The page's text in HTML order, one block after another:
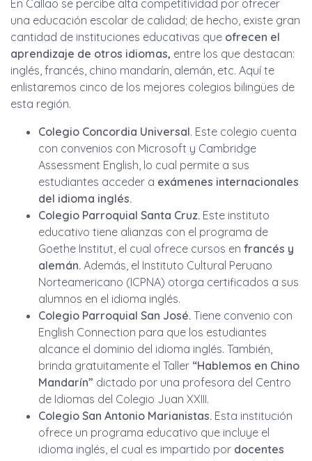
En Callao se percibe alta competitividad por ofrecer
una educación escolar de calidad; de hecho, existe gran
cantidad de instituciones educativas que ofrecen el
aprendizaje de otros idiomas, entre los que destacan:
inglés, francés, chino mandarín, alemán, etc. Aquí te
enlistaremos cinco de los mejores colegios bilingües de
esta región.
Colegio Concordia Universal. Este colegio cuenta
con convenios con Microsoft y Cambridge
Assessment English, lo cual permite a sus
estudiantes acceder a exámenes internacionales
del idioma inglés.
Colegio Parroquial Santa Cruz. Este instituto
educativo tiene alianzas con el programa de
Goethe Institut, el cual ofrece cursos en francés y
alemán. Además, el Instituto Cultural Peruano
Norteamericano (ICPNA) otorga certificados a sus
alumnos en el idioma inglés.
Colegio Parroquial San José. Tiene convenio con
English Connection para que los estudiantes
alcance el dominio del idioma inglés. También,
brinda gratuitamente el Taller “Hablemos en Chino
Mandarín” dictado por una profesora del Centro
de Idiomas del Colegio Juan XXIII.
Colegio San Antonio Marianistas. Esta institución
ofrece un programa educativo que incluye el
idioma inglés, el cual es impartido por docentes